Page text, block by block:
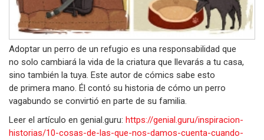
Adoptar un perro de un refugio es una responsabilidad que
no solo cambiará la vida de la criatura que llevarás a tu casa,
sino también la tuya. Este autor de cómics sabe esto
de primera mano. Él contó su historia de cómo un perro
vagabundo se convirtió en parte de su familia.
Leer el artículo en genial.guru: https://genial.guru/inspiracion-
historias/10-cosas-de-las-que-nos-damos-cuenta-cuando-